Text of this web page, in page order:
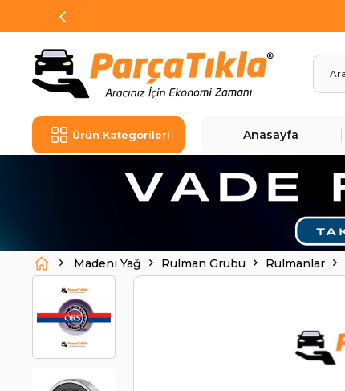
Ürün Kategorileri Anasayfa
Madeni Yağ Rulman Grubu Rulmanlar